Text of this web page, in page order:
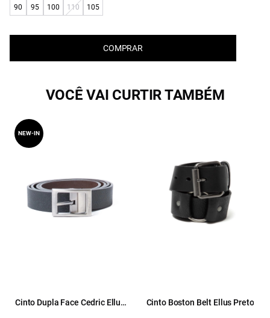
90 95 100 110 105
COMPRAR
VOCÊ VAI CURTIR TAMBÉM
Cinto Dupla Face Cedric Ellus
NEW-IN
Cinto Boston Belt Ellus Preto